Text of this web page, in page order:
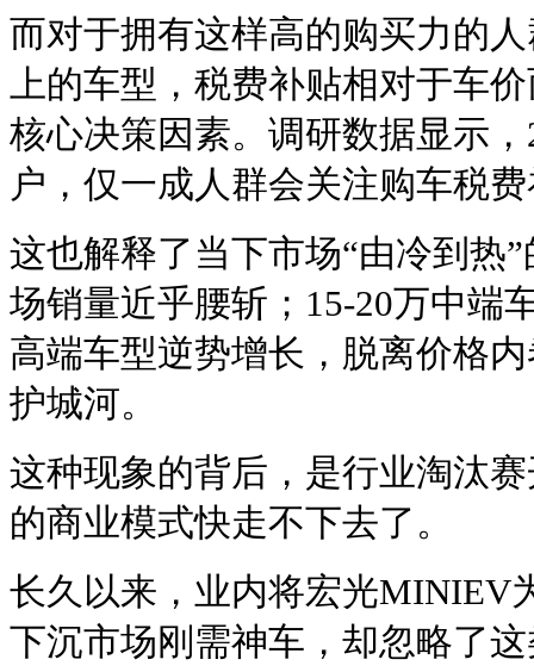
而对于拥有这样高的购买力的
上的车型，税费补贴相对于车
核心决策因素。调研数据显示
户，仅一成人群会关注购车税
这也解释了当下市场“由冷到热
场销量近乎腰斩；15-20万中端
高端车型逆势增长，脱离价格
护城河。
这种现象的背后，是行业淘汰
的商业模式快走不下去了。
长久以来，业内将宏光MINIEV
下沉市场刚需神车，却忽略了